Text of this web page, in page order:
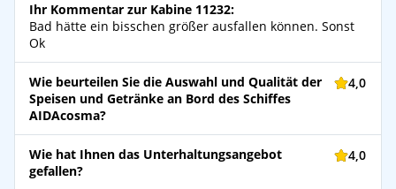
Ihr Kommentar zur Kabine 11232:
Bad hätte ein bisschen größer ausfallen können. Sonst
Ok
Wie beurteilen Sie die Auswahl und Qualität der
Speisen und Getränke an Bord des Schiffes
AIDAcosma?
4,0
Wie hat Ihnen das Unterhaltungsangebot
gefallen?
4,0